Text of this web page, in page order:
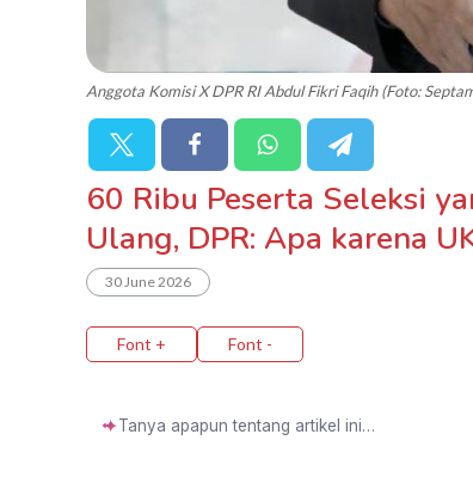
Anggota Komisi X DPR RI Abdul Fikri Faqih (Foto:
60 Ribu Peserta Seleksi
Ulang, DPR: Apa karena
30 June 2026
Font + Font -
✦